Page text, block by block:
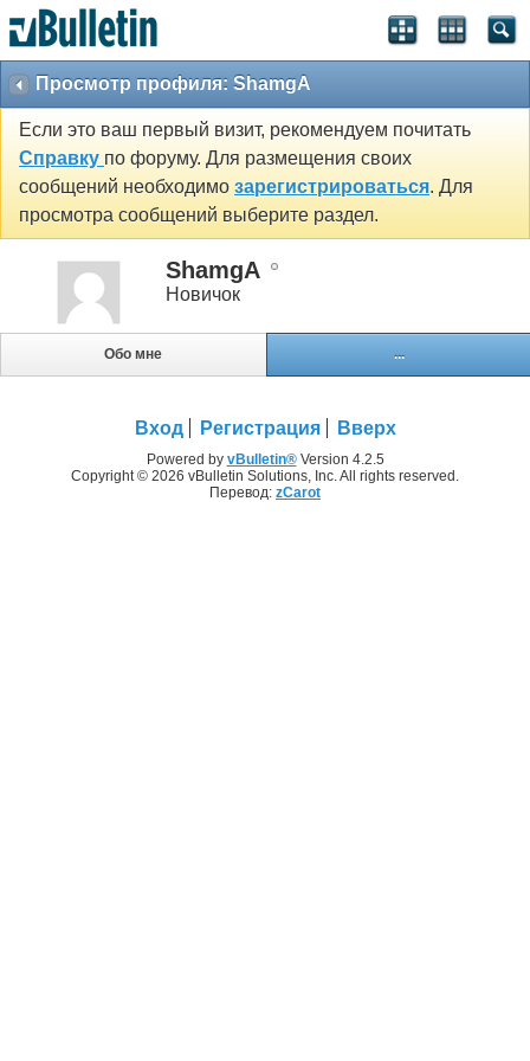
Просмотр профиля: ShamgA
Если это ваш первый визит, рекомендуем почитать
Справку по форуму. Для размещения своих
сообщений необходимо зарегистрироваться. Для
просмотра сообщений выберите раздел.
ShamgA
Новичок
Обо мне ...
Вход Регистрация Вверх
Powered by vBulletin®Version 4.2.5
Copyright © 2026 vBulletin Solutions, Inc. All rights reserved.
Перевод: zCarot